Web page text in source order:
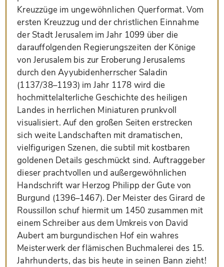
Kreuzzüge im ungewöhnlichen Querformat. Vom
ersten Kreuzzug und der christlichen Einnahme
der Stadt Jerusalem im Jahr 1099 über die
darauffolgenden Regierungszeiten der Könige
von Jerusalem bis zur Eroberung Jerusalems
durch den Ayyubidenherrscher Saladin
(1137/38–1193) im Jahr 1178 wird die
hochmittelalterliche Geschichte des heiligen
Landes in herrlichen Miniaturen prunkvoll
visualisiert. Auf den großen Seiten erstrecken
sich weite Landschaften mit dramatischen,
vielfigurigen Szenen, die subtil mit kostbaren
goldenen Details geschmückt sind. Auftraggeber
dieser prachtvollen und außergewöhnlichen
Handschrift war Herzog Philipp der Gute von
Burgund (1396–1467). Der Meister des Girard de
Roussillon schuf hiermit um 1450 zusammen mit
einem Schreiber aus dem Umkreis von David
Aubert am burgundischen Hof ein wahres
Meisterwerk der flämischen Buchmalerei des 15.
Jahrhunderts, das bis heute in seinen Bann zieht!